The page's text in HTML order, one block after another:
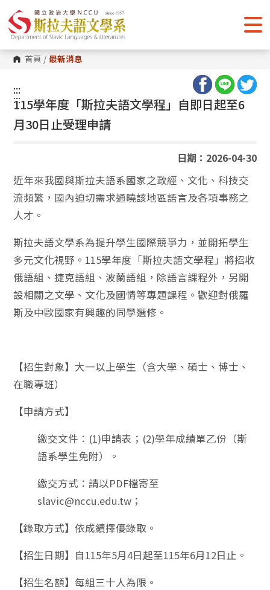
到
主
要
內
容
區 首頁 / 最新消息
:::
:::
115學年度「斯拉夫語文學程」自即日起至6
月30日止受理申請
日期：2026-04-30
近年來我國與斯拉夫語系國家之政經、文化、科技交
流頻繁，國內迫切需求通曉該地區語言及各項事務之
人才。
斯拉夫語文學系為提升學生國際競爭力，並開拓學生
多元文化視野。115學年度「斯拉夫語文學程」將招收
俄語組、捷克語組、波蘭語組，除語言課程外，另開
設相關之文學、文化及國情等專題課程。歡迎對俄羅
斯及中歐國家有興趣的同學選修。
【招生對象】大一以上學生（含大學、碩士、博士、
在職專班）
【申請方式】
繳交文件：(1)申請表；(2)學年成績單乙份（斯
語系學生免附）。
繳交方式：請以PDF檔寄至
slavic@nccu.edu.tw；
【錄取方式】依成績擇優錄取。
【招生日期】自115年5月4日起至115年6月12日止。
【招生名額】每組三十人為限。